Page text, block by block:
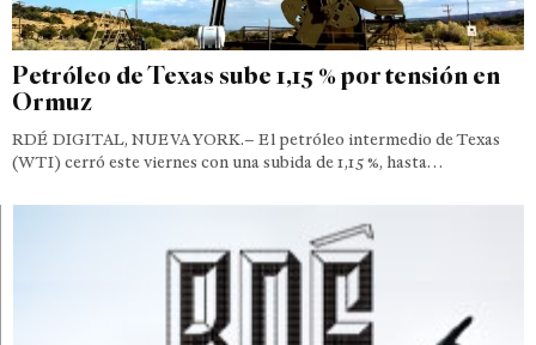
Petróleo de Texas sube 1,15 % por tensión en
Ormuz
RDÉ DIGITAL, NUEVA YORK.– El petróleo intermedio de Texas
(WTI) cerró este viernes con una subida de 1,15 %, hasta…